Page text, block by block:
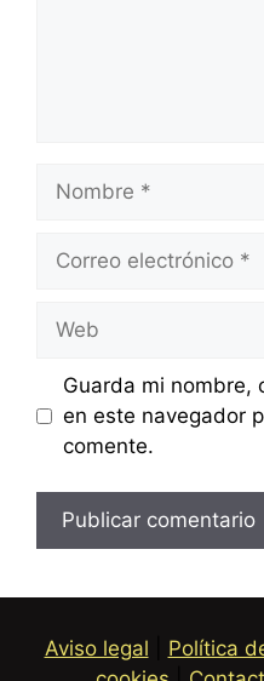
electrónico
Guarda mi nombre,
en este navegador
comente.
Aviso legal Política